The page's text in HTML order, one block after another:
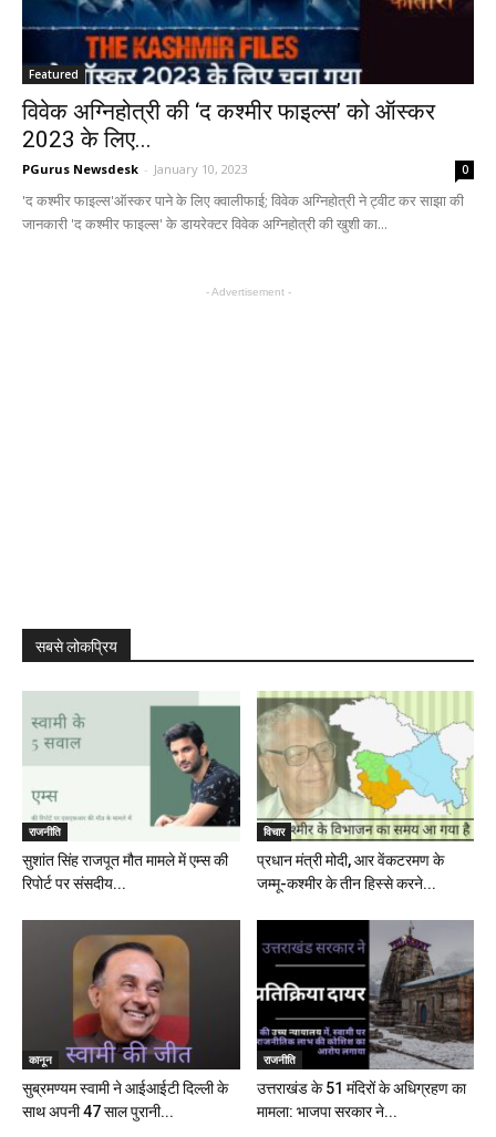
Featured
विवेक अग्निहोत्री की ‘द कश्मीर फाइल्स’ को ऑस्कर
2023 के लिए...
PGurus Newsdesk - January 10, 2023 0
'द कश्मीर फाइल्स'ऑस्कर पाने के लिए क्वालीफाई; विवेक अग्निहोत्री ने ट्वीट कर साझा की
जानकारी 'द कश्मीर फाइल्स' के डायरेक्टर विवेक अग्निहोत्री की खुशी का...
- Advertisement -
सबसे लोकप्रिय
राजनीति
सुशांत सिंह राजपूत मौत मामले में एम्स की
रिपोर्ट पर संसदीय...
विचार
प्रधान मंत्री मोदी, आर वेंकटरमण के
जम्मू-कश्मीर के तीन हिस्से करने...
कानून
सुब्रमण्यम स्वामी ने आईआईटी दिल्ली के
साथ अपनी 47 साल पुरानी...
राजनीति
उत्तराखंड के 51 मंदिरों के अधिग्रहण का
मामला: भाजपा सरकार ने...